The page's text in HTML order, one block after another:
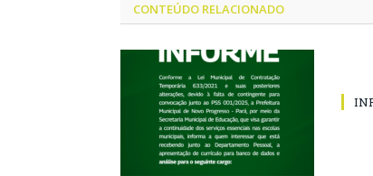
CONTEÚDO RELACIONADO